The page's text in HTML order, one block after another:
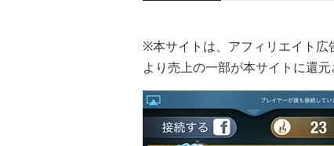
※本サイトは、アフィリエイト広
より売上の一部が本サイトに還元